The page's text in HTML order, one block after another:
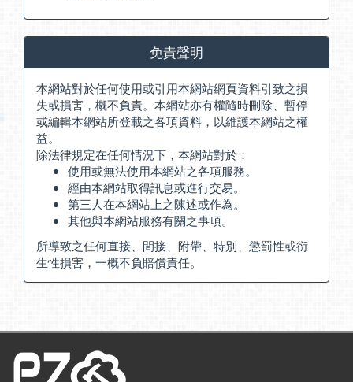
免責聲明
本網站對於任何使用或引用本網站網頁資料引致之損
失或損害，概不負責。本網站亦有權隨時刪除、暫停
或編輯本網站所登載之各項資料，以維護本網站之權
益。
除法律規定在任何情況下，本網站對於：
使用或無法使用本網站之各項服務。
經由本網站取得訊息或進行交易。
第三人在本網站上之陳述或作為。
其他與本網站服務有關之事項。
所導致之任何直接、間接、附帶、特別、懲罰性或衍
生性損害，一概不負賠償責任。